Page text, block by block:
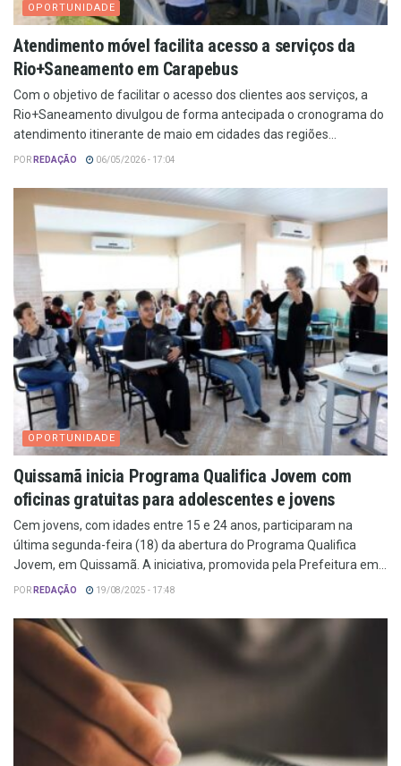
OPORTUNIDADE
Atendimento móvel facilita acesso a serviços da
Rio+Saneamento em Carapebus
Com o objetivo de facilitar o acesso dos clientes aos serviços, a
Rio+Saneamento divulgou de forma antecipada o cronograma do
atendimento itinerante de maio em cidades das regiões...
POR REDAÇÃO 06/05/2026 - 17:04
OPORTUNIDADE
Quissamã inicia Programa Qualifica Jovem com
oficinas gratuitas para adolescentes e jovens
Cem jovens, com idades entre 15 e 24 anos, participaram na
última segunda-feira (18) da abertura do Programa Qualifica
Jovem, em Quissamã. A iniciativa, promovida pela Prefeitura em...
POR REDAÇÃO 19/08/2025 - 17:48